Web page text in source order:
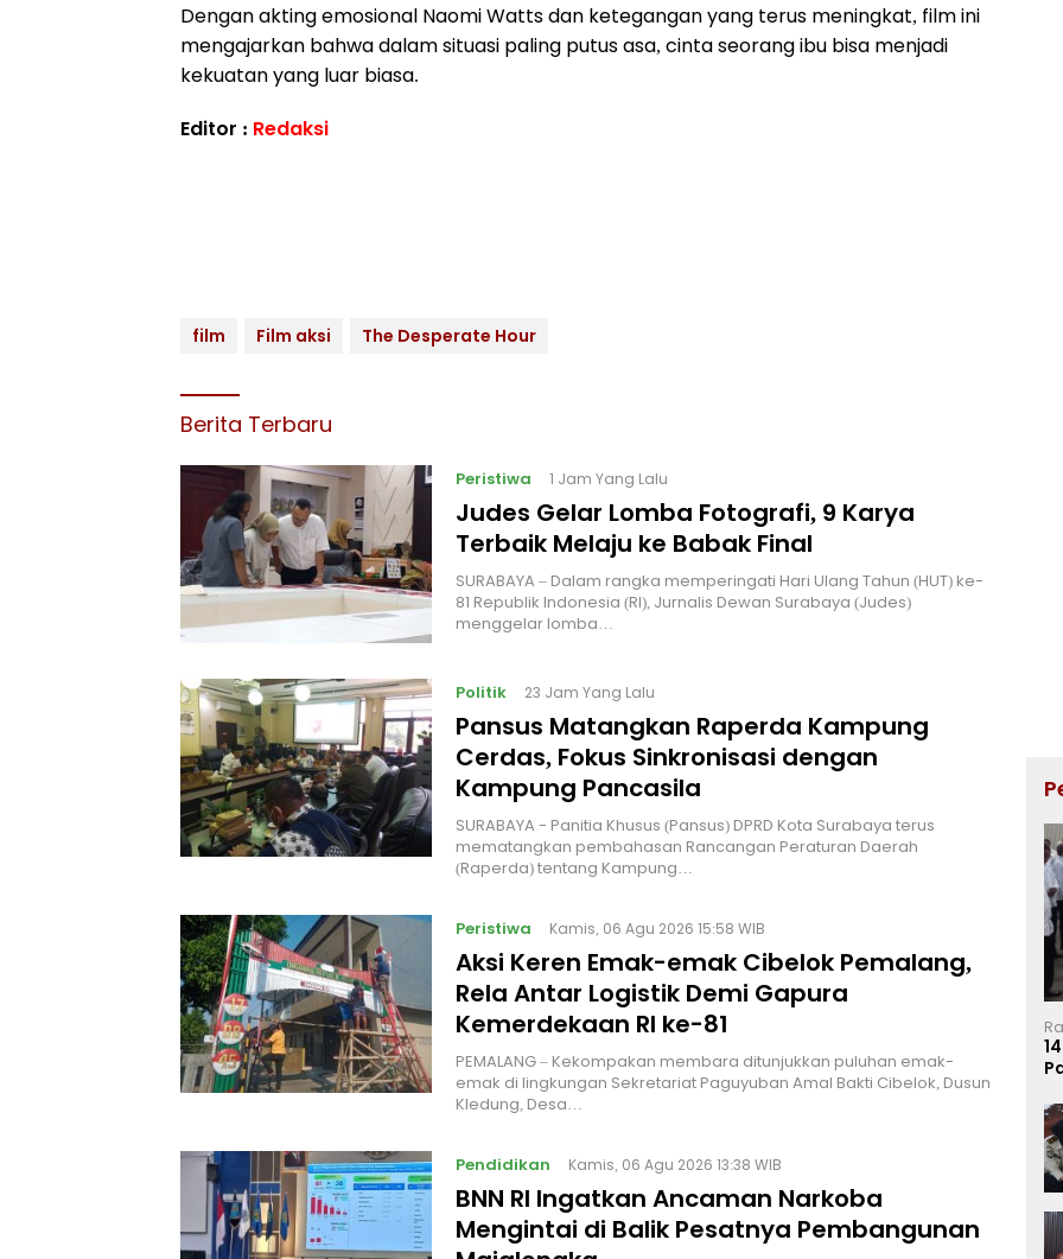
Dengan akting emosional Naomi Watts dan ketegangan yang terus meningkat, film ini
mengajarkan bahwa dalam situasi paling putus asa, cinta seorang ibu bisa menjadi
kekuatan yang luar biasa.
Editor : Redaksi
film Film aksi The Desperate Hour
Berita Terbaru
Peristiwa 1 Jam Yang Lalu
Judes Gelar Lomba Fotografi, 9 Karya
Terbaik Melaju ke Babak Final
‎SURABAYA – Dalam rangka memperingati Hari Ulang Tahun (HUT) ke-
81 Republik Indonesia (RI), Jurnalis Dewan Surabaya (Judes)
menggelar lomba…
Politik 23 Jam Yang Lalu
Pansus Matangkan Raperda Kampung
Cerdas, Fokus Sinkronisasi dengan
Kampung Pancasila
‎SURABAYA - Panitia Khusus (Pansus) DPRD Kota Surabaya terus
mematangkan pembahasan Rancangan Peraturan Daerah
(Raperda) tentang Kampung…
Peristiwa Kamis, 06 Agu 2026 15:58 WIB
Aksi Keren Emak-emak Cibelok Pemalang,
Rela Antar Logistik Demi Gapura
Kemerdekaan RI ke-81
PEMALANG – Kekompakan membara ditunjukkan puluhan emak-
emak di lingkungan Sekretariat Paguyuban Amal Bakti Cibelok, Dusun
Kledung, Desa…
Pendidikan Kamis, 06 Agu 2026 13:38 WIB
BNN RI Ingatkan Ancaman Narkoba
Mengintai di Balik Pesatnya Pembangunan